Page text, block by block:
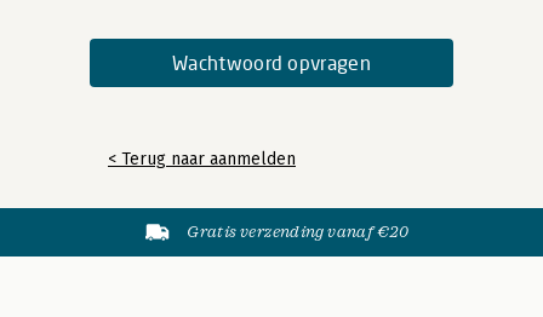
< Terug naar aanmelden
Gratis verzending vanaf €20